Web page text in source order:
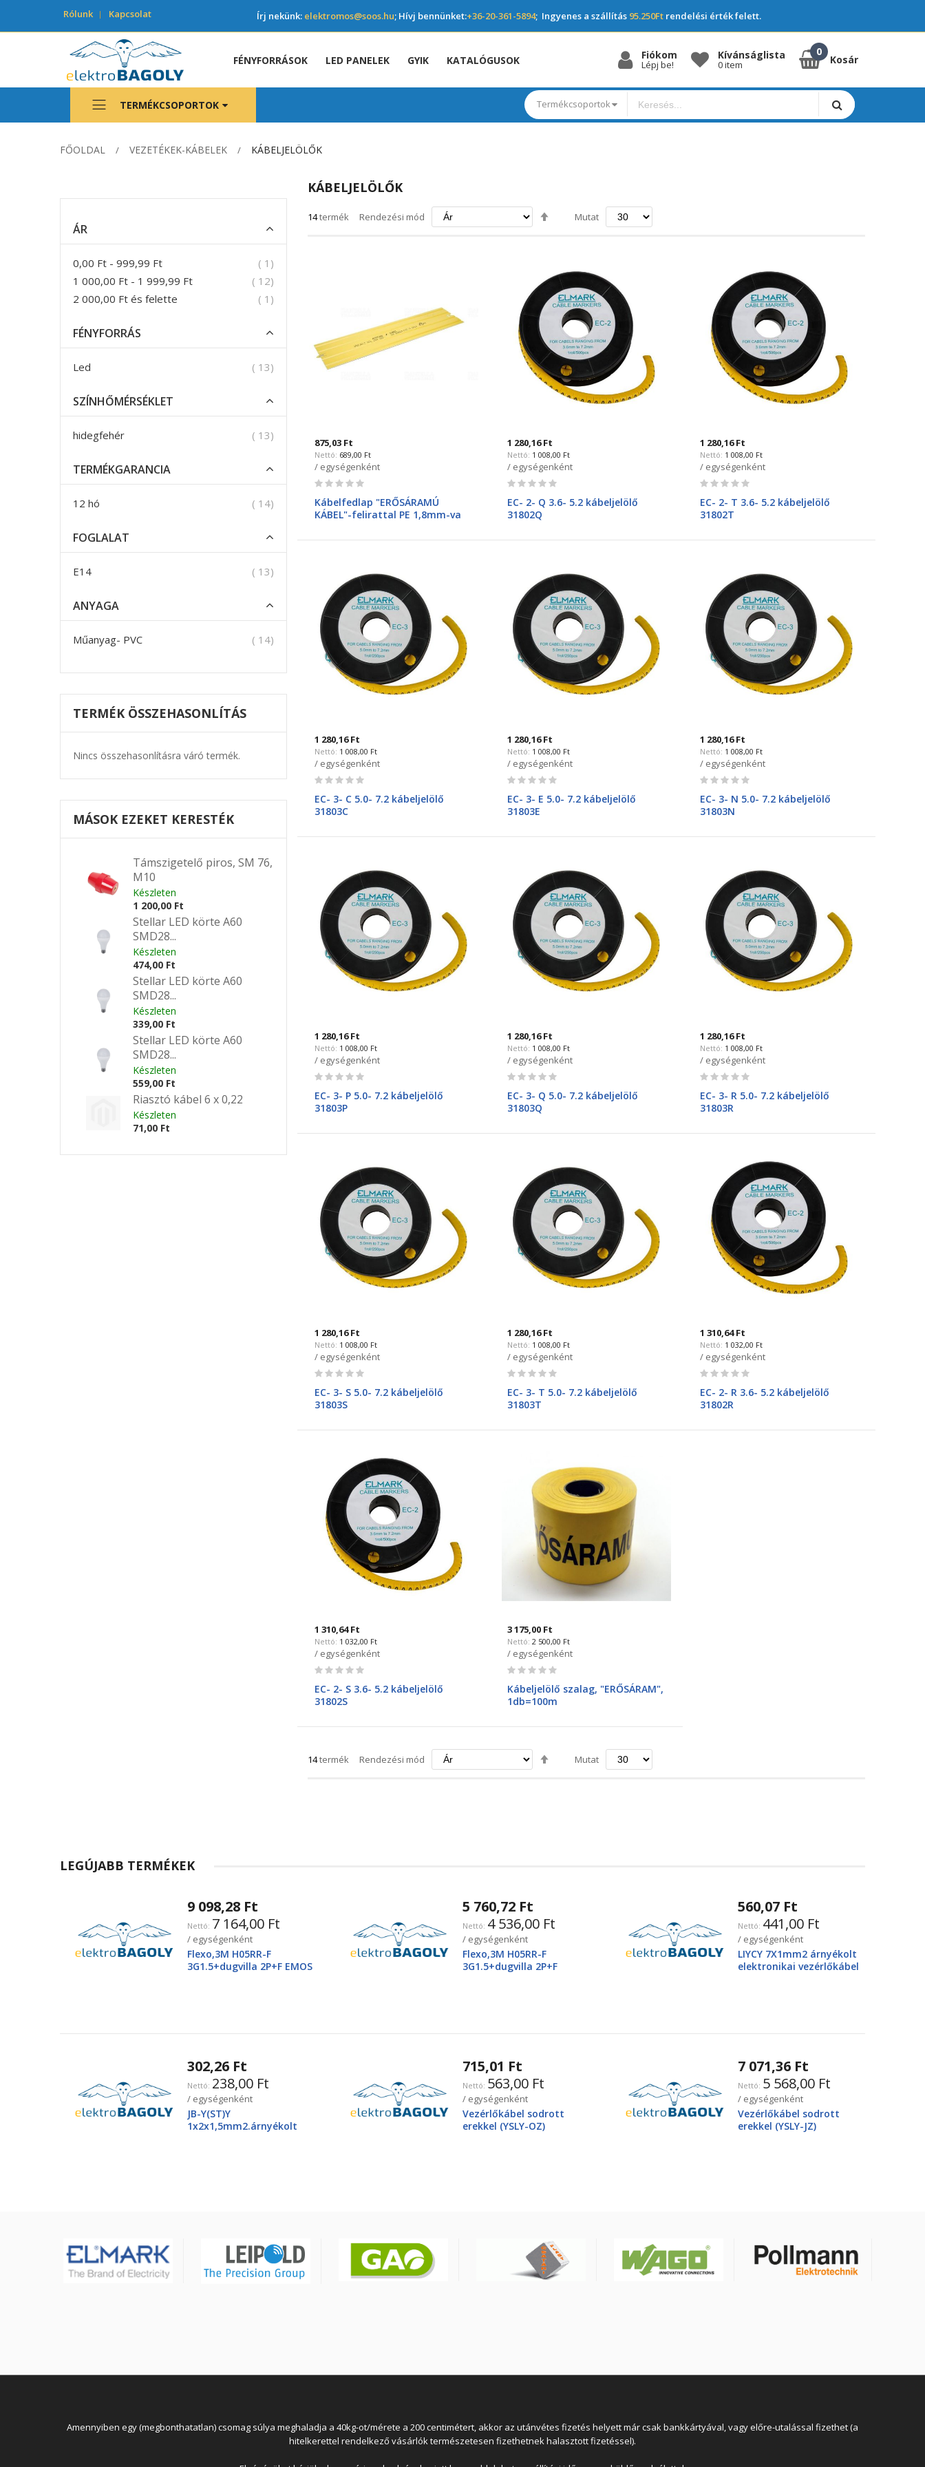
Rólunk Kapcsolat Írj nekünk: elektromos@soos.hu; Hívj bennünket:+36-20-361-5894; Ingyenes a szállítás 95.250Ft rendelési érték felett.
FÉNYFORRÁSOK LED PANELEK GYIK KATALÓGUSOK Fiókom
Lépj be!
Kívánságlista
0 item Kosár
TERMÉKCSOPORTOK Termékcsoportok
FŐOLDAL VEZETÉKEK-KÁBELEK KÁBELJELÖLŐK
KÁBELJELÖLŐK
14termék Rendezési mód
Csökkenő
Mutat
875,03 Ft
689,00 Ft
/ egységenként
Rating:
Kábelfedlap "ERŐSÁRAMÚ
KÁBEL"-felirattal PE 1,8mm-va
120/1,8, 105743, Dietzel-UNIVOLT
1 280,16 Ft
1 008,00 Ft
/ egységenként
Rating:
EC- 2- Q 3.6- 5.2 kábeljelölő
31802Q
1 280,16 Ft
1 008,00 Ft
/ egységenként
Rating:
EC- 2- T 3.6- 5.2 kábeljelölő
31802T
1 280,16 Ft
1 008,00 Ft
/ egységenként
Rating:
EC- 3- C 5.0- 7.2 kábeljelölő
31803C
1 280,16 Ft
1 008,00 Ft
/ egységenként
Rating:
EC- 3- E 5.0- 7.2 kábeljelölő
31803E
1 280,16 Ft
1 008,00 Ft
/ egységenként
Rating:
EC- 3- N 5.0- 7.2 kábeljelölő
31803N
1 280,16 Ft
1 008,00 Ft
/ egységenként
Rating:
EC- 3- P 5.0- 7.2 kábeljelölő
31803P
1 280,16 Ft
1 008,00 Ft
/ egységenként
Rating:
EC- 3- Q 5.0- 7.2 kábeljelölő
31803Q
1 280,16 Ft
1 008,00 Ft
/ egységenként
Rating:
EC- 3- R 5.0- 7.2 kábeljelölő
31803R
1 280,16 Ft
1 008,00 Ft
/ egységenként
Rating:
EC- 3- S 5.0- 7.2 kábeljelölő
31803S
1 280,16 Ft
1 008,00 Ft
/ egységenként
Rating:
EC- 3- T 5.0- 7.2 kábeljelölő
31803T
1 310,64 Ft
1 032,00 Ft
/ egységenként
Rating:
EC- 2- R 3.6- 5.2 kábeljelölő
31802R
1 310,64 Ft
1 032,00 Ft
/ egységenként
Rating:
EC- 2- S 3.6- 5.2 kábeljelölő
31802S
3 175,00 Ft
2 500,00 Ft
/ egységenként
Rating:
Kábeljelölő szalag, "ERŐSÁRAM",
1db=100m
14termék Rendezési mód
Csökkenő
Mutat
ÁR
0,00 Ft - 999,99 Ft 1 termék
1 000,00 Ft - 1 999,99 Ft 12termék
2 000,00 Ft és felette 1 termék
FÉNYFORRÁS
Led 13termék
SZÍNHŐMÉRSÉKLET
hidegfehér 13termék
TERMÉKGARANCIA
12 hó 14termék
FOGLALAT
E14 13termék
ANYAGA
Műanyag- PVC 14termék
TERMÉK ÖSSZEHASONLÍTÁS
Nincs összehasonlításra váró termék.
MÁSOK EZEKET KERESTÉK
Támszigetelő piros, SM 76,
M10
Készleten
1 200,00 Ft
Stellar LED körte A60
SMD28...
Készleten
474,00 Ft
Stellar LED körte A60
SMD28...
Készleten
339,00 Ft
Stellar LED körte A60
SMD28...
Készleten
559,00 Ft
Riasztó kábel 6 x 0,22
Készleten
71,00 Ft
LEGÚJABB TERMÉKEK
9 098,28 Ft
7 164,00 Ft
/ egységenként
Flexo,3M H05RR-F
3G1.5+dugvilla 2P+F EMOS
5 760,72 Ft
4 536,00 Ft
/ egységenként
Flexo,3M H05RR-F
3G1.5+dugvilla 2P+F
560,07 Ft
441,00 Ft
/ egységenként
LIYCY 7X1mm2 árnyékolt
elektronikai vezérlőkábel
302,26 Ft
238,00 Ft
/ egységenként
JB-Y(ST)Y
1x2x1,5mm2.árnyékolt
715,01 Ft
563,00 Ft
/ egységenként
Vezérlőkábel sodrott
erekkel (YSLY-OZ)
7 071,36 Ft
5 568,00 Ft
/ egységenként
Vezérlőkábel sodrott
erekkel (YSLY-JZ)
Amennyiben egy (megbonthatatlan) csomag súlya meghaladja a 40kg-ot/mérete a 200 centimétert, akkor az utánvétes fizetés helyett már csak bankkártyával, vagy előre-utalással fizethet (a
hitelkerettel rendelkező vásárlók természetesen fizethetnek halasztott fizetéssel).